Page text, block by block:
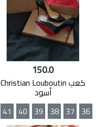
150.0
كعب Christian Louboutin
أسود
36
37
38
39
40
41